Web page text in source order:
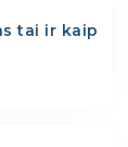
tai ir kaip